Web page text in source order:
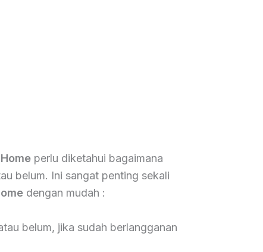
perlu diketahui bagaimana
belum. Ini sangat penting sekali
dengan mudah :
belum, jika sudah berlangganan